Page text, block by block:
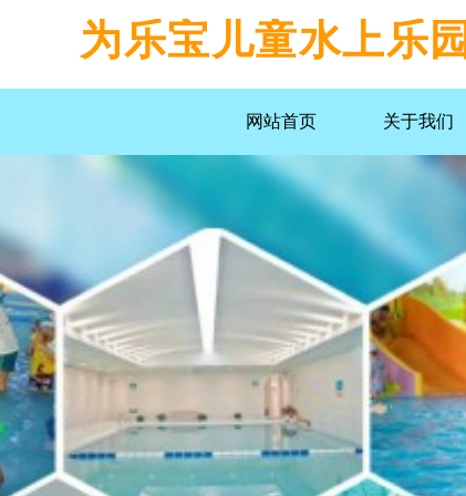
网站首页 关于我们
为乐宝儿童水上乐园